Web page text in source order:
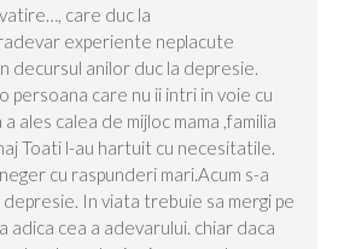
care duc la
experiente neplacute
decursul anilor duc la depresie.
persoana care nu ii intri in voie cu
a ales calea de mijloc mama ,familia
Toati l-au hartuit cu necesitatile.
cu raspunderi mari.Acum s-a
In viata trebuie sa mergi pe
adica cea a adevarului. chiar daca